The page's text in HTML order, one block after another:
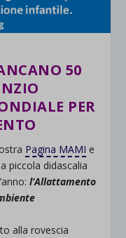
50
PER
Pagina MAMI e
piccola didascalia
l’Allattamento
alla rovescia